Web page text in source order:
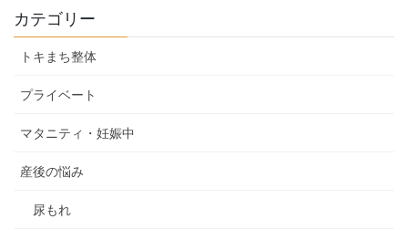
カテゴリー
トキまち整体
プライベート
マタニティ・妊娠中
産後の悩み
尿もれ